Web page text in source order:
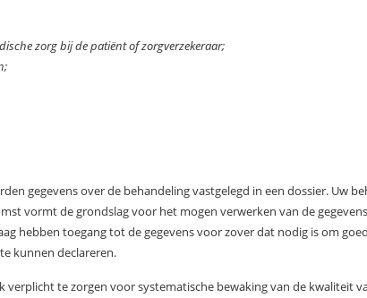
zorg bij de patiënt of zorgverzekeraar;
gegevens over de behandeling vastgelegd in een dossier. Uw
vormt de grondslag voor het mogen verwerken van de
hebben toegang tot de gegevens voor zover dat nodig is om
kunnen declareren.
verplicht te zorgen voor systematische bewaking van de kwaliteit